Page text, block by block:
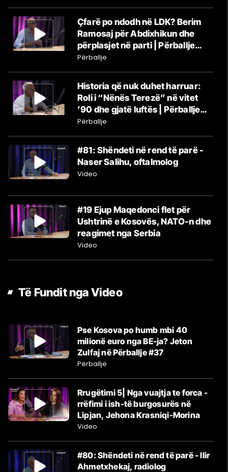
Çfarë po ndodh në LDK? Berim
Ramosaj për Abdixhikun dhe
përplasjet në parti | Përballje
#39
Përballje
Historia që nuk duhet harruar:
Roli i “Nënës Terezë” në vitet
’90 dhe gjatë luftës | Përballje
#40
Përballje
#81: Shëndeti në rend të parë -
Naser Salihu, oftalmolog
Video
#19 Ejup Maqedonci flet për
Ushtrinë e Kosovës, NATO-n dhe
reagimet nga Serbia
Video
Të Fundit nga Video
Pse Kosova po humb mbi 40
milionë euro nga BE-ja? Jeton
Zulfaj në Përballje #37
Përballje
Rrugëtimi 5| Nga vuajtja te forca -
rrëfimi i ish-të burgosurës në
Lipjan, Jehona Krasniqi-Morina
Video
#80: Shëndeti në rend të parë - Ilir
Ahmetxhekaj, radiolog